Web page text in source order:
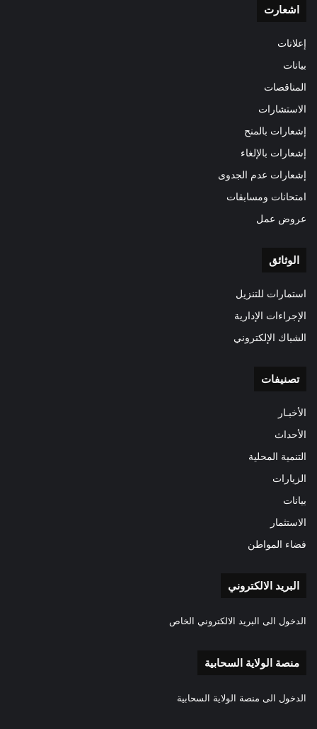
اشعارت
إعلانات
بيانات
المناقصات
الاستشارات
إشعارات بالمنح
إشعارات بالإلغاء
إشعارات عدم الجدوى
امتحانات ومسابقات
عروض عمل
الوثائق
استمارات للتنزيل
الإجراءات الإدارية
الشباك الإلكتروني
تصنيفات
الأخبـار
الأحداث
التنمية المحلية
الزيارات
بيانات
الاستثمار
فضاء المواطن
البريد الالكتروني
الدخول الى البريد الالكتروني الخاص
منصة الولاية السحابية
الدخول الى منصة الولاية السحابية